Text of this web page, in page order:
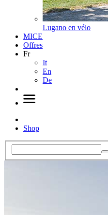
Lugano en vélo
MICE
Offres
Fr
It
En
De
Shop